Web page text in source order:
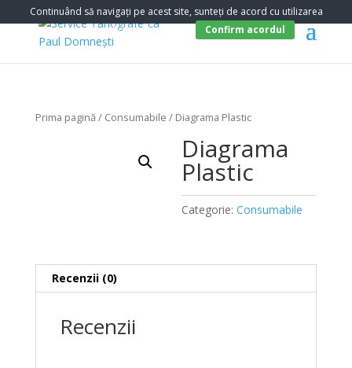
Prima pagină / Consumabile / Diagrama Plastic
Diagrama
Plastic
Categorie:Consumabile
Recenzii (0)
Recenzii
Continuând să navigați pe acest site, sunteți de acord cu utilizarea
cookie-urilor.Politica Cookies Confirm acordul